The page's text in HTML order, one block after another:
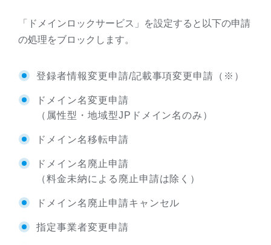
「ドメインロックサービス」を設定すると以下の申請
の処理をブロックします。
登録者情報変更申請/記載事項変更申請（※）
ドメイン名変更申請
（属性型・地域型JPドメイン名のみ）
ドメイン名移転申請
ドメイン名廃止申請
（料金未納による廃止申請は除く）
ドメイン名廃止申請キャンセル
指定事業者変更申請